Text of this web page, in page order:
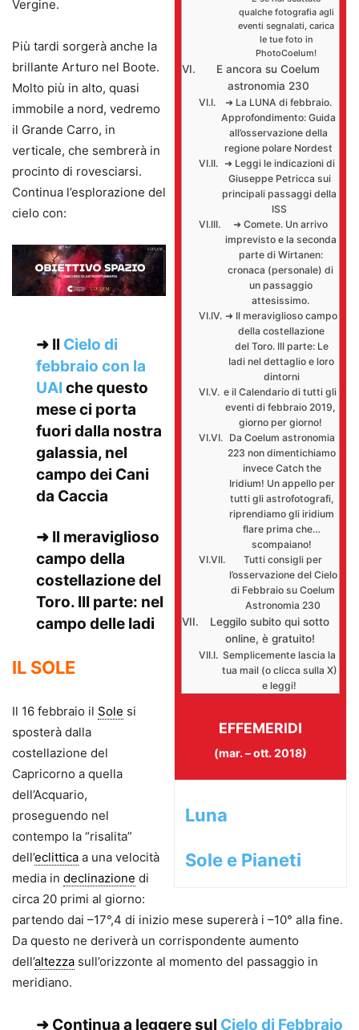
qualche fotografia agli
eventi segnalati, carica
le tue foto in
PhotoCoelum!
E ancora su Coelum
astronomia 230
➜ La LUNA di febbraio.
Approfondimento: Guida
all’osservazione della
regione polare Nordest
➜ Leggi le indicazioni di
Giuseppe Petricca sui
principali passaggi della
ISS
➜ Comete. Un arrivo
imprevisto e la seconda
parte di Wirtanen:
cronaca (personale) di
un passaggio
attesissimo.
➜ Il meraviglioso campo
della costellazione
del Toro. III parte: Le
Iadi nel dettaglio e loro
dintorni
e il Calendario di tutti gli
eventi di febbraio 2019,
giorno per giorno!
Da Coelum astronomia
223 non dimentichiamo
invece Catch the
Iridium! Un appello per
tutti gli astrofotografi,
riprendiamo gli iridium
flare prima che…
scompaiano!
Tutti consigli per
l’osservazione del Cielo
di Febbraio su Coelum
Astronomia 230
Leggilo subito qui sotto
online, è gratuito!
Semplicemente lascia la
tua mail (o clicca sulla X)
e leggi!
EFFEMERIDI
(mar. – ott. 2018)
Luna
Sole e Pianeti
Vergine.
Più tardi sorgerà anche la
brillante Arturo nel Boote.
Molto più in alto, quasi
immobile a nord, vedremo
il Grande Carro, in
verticale, che sembrerà in
procinto di rovesciarsi.
Continua l’esplorazione del
cielo con:
➜ Il Cielo di
febbraio con la
UAI che questo
mese ci porta
fuori dalla nostra
galassia, nel
campo dei Cani
da Caccia
➜ Il meraviglioso
campo della
costellazione del
Toro. III parte: nel
campo delle Iadi
IL SOLE
Il 16 febbraio il Sole si
sposterà dalla
costellazione del
Capricorno a quella
dell’Acquario,
proseguendo nel
contempo la “risalita”
dell’eclittica a una velocità
media in declinazione di
circa 20 primi al giorno:
partendo dai –17°,4 di inizio mese supererà i –10° alla fine.
Da questo ne deriverà un corrispondente aumento
dell’altezza sull’orizzonte al momento del passaggio in
meridiano.
➜ Continua a leggere sul Cielo di Febbraio